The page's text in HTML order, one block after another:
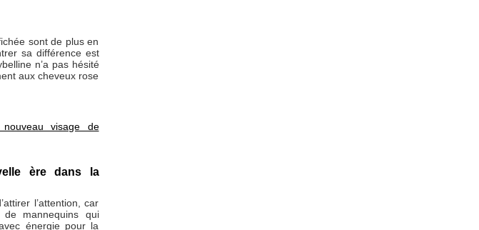
sont de plus en
sa différence est
n’a pas hésité
aux cheveux rose
visage de
ère dans la
l’attention, car
mannequins qui
énergie pour la